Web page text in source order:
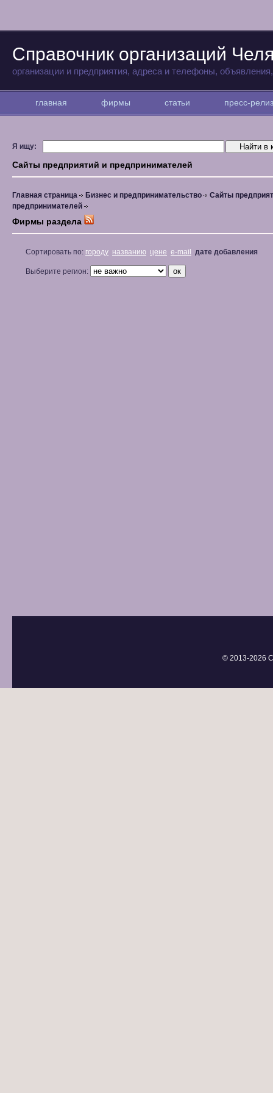
Справочник организаций
организации и предприятия, адреса и телефоны,
главная фирмы статьи пресс-
Я ищу:
Сайты предприятий и предпринимателей
Главная страница Бизнес и предпринимательство
Сайты
предпринимателей
Фирмы раздела
Сортировать по: городу названию цене e-mail дате добавления
Выберите регион:
© 2013-2026